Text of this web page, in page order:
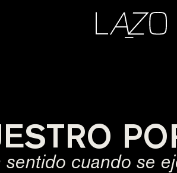
sentido cuando se